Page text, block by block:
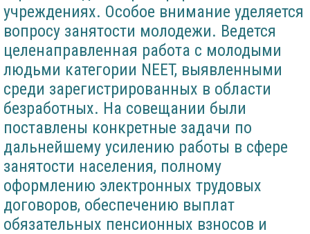
учреждениях. Особое внимание уделяется
вопросу занятости молодежи. Ведется
целенаправленная работа с молодыми
людьми категории NEET, выявленными
среди зарегистрированных в области
безработных. На совещании были
поставлены конкретные задачи по
дальнейшему усилению работы в сфере
занятости населения, полному
оформлению электронных трудовых
договоров, обеспечению выплат
обязательных пенсионных взносов и